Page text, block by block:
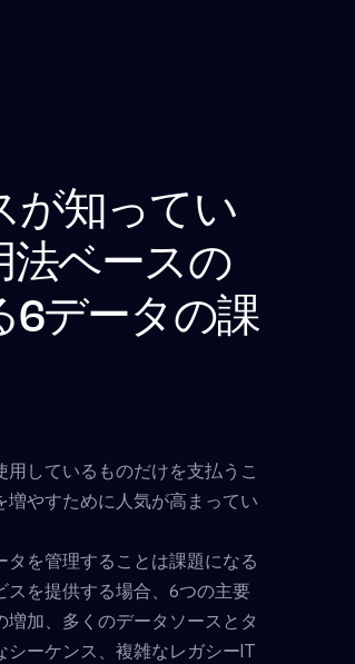
が知ってい
法ベースの
6データの課
しているものだけを支払うこ
増やすために人気が高まってい
を管理することは課題になる
を提供する場合、6つの主要
加、多くのデータソースとタ
ーケンス、複雑なレガシーIT